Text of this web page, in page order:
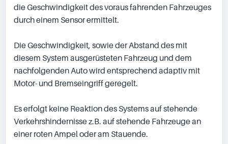
die Geschwindigkeit des voraus fahrenden Fahrzeuges
durch einem Sensor ermittelt.
Die Geschwindigkeit, sowie der Abstand des mit
diesem System ausgerüsteten Fahrzeug und dem
nachfolgenden Auto wird entsprechend adaptiv mit
Motor- und Bremseingriff geregelt.
Es erfolgt keine Reaktion des Systems auf stehende
Verkehrshindernisse z.B. auf stehende Fahrzeuge an
einer roten Ampel oder am Stauende.